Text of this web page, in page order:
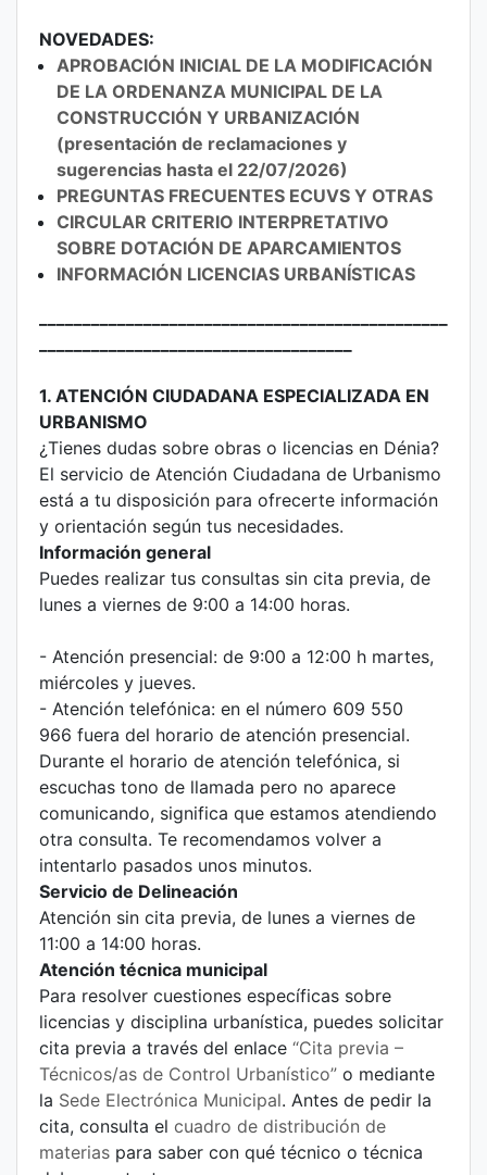
NOVEDADES:
APROBACIÓN INICIAL DE LA MODIFICACIÓN
DE LA ORDENANZA MUNICIPAL DE LA
CONSTRUCCIÓN Y URBANIZACIÓN
(presentación de reclamaciones y
sugerencias hasta el 22/07/2026)
PREGUNTAS FRECUENTES ECUVS Y OTRAS
CIRCULAR CRITERIO INTERPRETATIVO
SOBRE DOTACIÓN DE APARCAMIENTOS
INFORMACIÓN LICENCIAS URBANÍSTICAS
1. ATENCIÓN CIUDADANA ESPECIALIZADA EN
URBANISMO
¿Tienes dudas sobre obras o licencias en Dénia?
El servicio de Atención Ciudadana de Urbanismo
está a tu disposición para ofrecerte información
y orientación según tus necesidades.
Información general
Puedes realizar tus consultas sin cita previa, de
lunes a viernes de 9:00 a 14:00 horas.
- Atención presencial: de 9:00 a 12:00 h martes,
miércoles y jueves.
- Atención telefónica: en el número 609 550
966 fuera del horario de atención presencial.
Durante el horario de atención telefónica, si
escuchas tono de llamada pero no aparece
comunicando, significa que estamos atendiendo
otra consulta. Te recomendamos volver a
intentarlo pasados unos minutos.
Servicio de Delineación
Atención sin cita previa, de lunes a viernes de
11:00 a 14:00 horas.
Atención técnica municipal
Para resolver cuestiones específicas sobre
licencias y disciplina urbanística, puedes solicitar
cita previa a través del enlace “Cita previa –
Técnicos/as de Control Urbanístico” o mediante
la Sede Electrónica Municipal. Antes de pedir la
cita, consulta el cuadro de distribución de
materias para saber con qué técnico o técnica